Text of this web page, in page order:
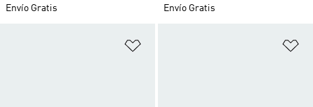
Envío Gratis Envío Gratis